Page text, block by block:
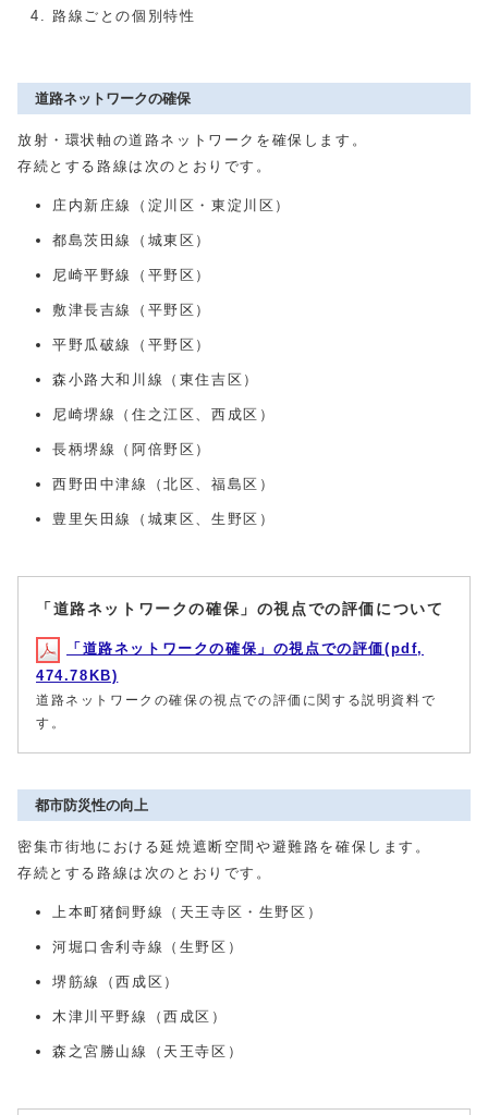
路線ごとの個別特性
道路ネットワークの確保
放射・環状軸の道路ネットワークを確保します。
存続とする路線は次のとおりです。
庄内新庄線（淀川区・東淀川区）
都島茨田線（城東区）
尼崎平野線（平野区）
敷津長吉線（平野区）
平野瓜破線（平野区）
森小路大和川線（東住吉区）
尼崎堺線（住之江区、西成区）
長柄堺線（阿倍野区）
西野田中津線（北区、福島区）
豊里矢田線（城東区、生野区）
「道路ネットワークの確保」の視点での評価について
「道路ネットワークの確保」の視点での評価(pdf,
474.78KB)
道路ネットワークの確保の視点での評価に関する説明資料で
す。
都市防災性の向上
密集市街地における延焼遮断空間や避難路を確保します。
存続とする路線は次のとおりです。
上本町猪飼野線（天王寺区・生野区）
河堀口舎利寺線（生野区）
堺筋線（西成区）
木津川平野線（西成区）
森之宮勝山線（天王寺区）